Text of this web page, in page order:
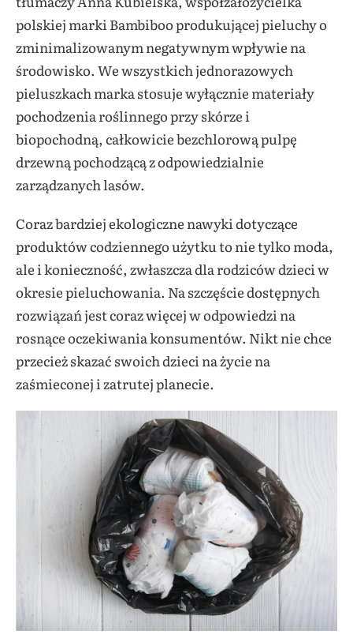
polskiej marki Bambiboo produkującej pieluchy o
zminimalizowanym negatywnym wpływie na
środowisko. We wszystkich jednorazowych
pieluszkach marka stosuje wyłącznie materiały
pochodzenia roślinnego przy skórze i
biopochodną, całkowicie bezchlorową pulpę
drzewną pochodzącą z odpowiedzialnie
zarządzanych lasów.
Coraz bardziej ekologiczne nawyki dotyczące
produktów codziennego użytku to nie tylko moda,
ale i konieczność, zwłaszcza dla rodziców dzieci w
okresie pieluchowania. Na szczęście dostępnych
rozwiązań jest coraz więcej w odpowiedzi na
rosnące oczekiwania konsumentów. Nikt nie chce
przecież skazać swoich dzieci na życie na
zaśmieconej i zatrutej planecie.